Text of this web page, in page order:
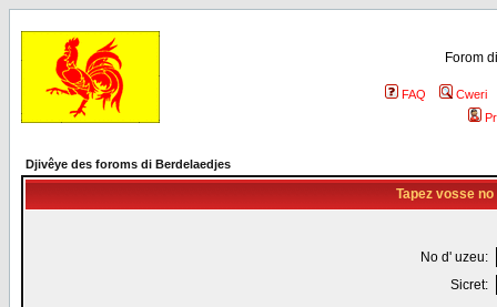
Forom
FAQ
Cweri
Djivêye des foroms di Berdelaedjes
Tapez vosse
No d' uzeu:
Sicret: